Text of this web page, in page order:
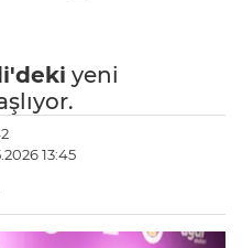
yeni
13:45